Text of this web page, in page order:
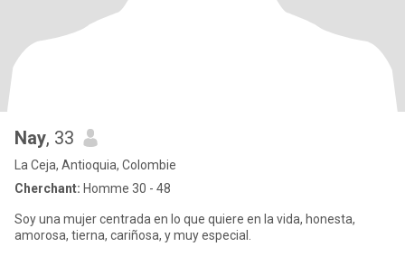
Nay, 33
La Ceja, Antioquia, Colombie
Cherchant: Homme 30 - 48
Soy una mujer centrada en lo que quiere en la vida, honesta,
amorosa, tierna, cariñosa, y muy especial.